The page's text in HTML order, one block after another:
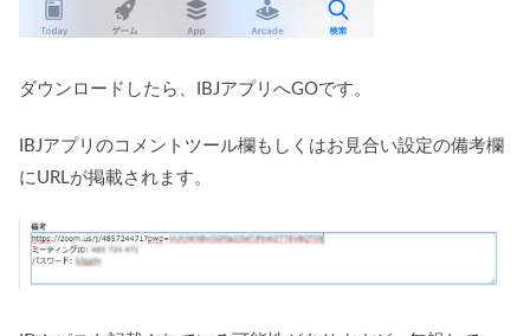
ダウンロードしたら、IBJアプリへGOです。
IBJアプリのコメントツール欄もしくはお見合い設定の備考欄
にURLが掲載されます。